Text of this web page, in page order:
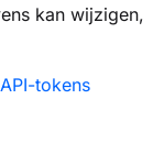
kan wijzigen,
tokens